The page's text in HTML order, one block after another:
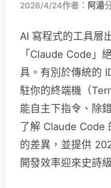
2026/4/24作者： 阿湯
AI 寫程式的工具層
「Claude Code」
具。有別於傳統的
駐你的終端機（
能自主下指令、除
了解 Claude Code
的差異，並提供
開發效率迎來史詩